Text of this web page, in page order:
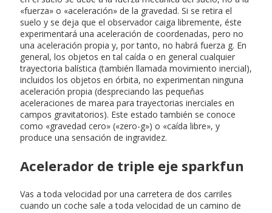
«fuerza» o «aceleración» de la gravedad. Si se retira el
suelo y se deja que el observador caiga libremente, éste
experimentará una aceleración de coordenadas, pero no
una aceleración propia y, por tanto, no habrá fuerza g. En
general, los objetos en tal caída o en general cualquier
trayectoria balística (también llamada movimiento inercial),
incluidos los objetos en órbita, no experimentan ninguna
aceleración propia (despreciando las pequeñas
aceleraciones de marea para trayectorias inerciales en
campos gravitatorios). Este estado también se conoce
como «gravedad cero» («zero-g») o «caída libre», y
produce una sensación de ingravidez.
Acelerador de triple eje sparkfun
Vas a toda velocidad por una carretera de dos carriles
cuando un coche sale a toda velocidad de un camino de